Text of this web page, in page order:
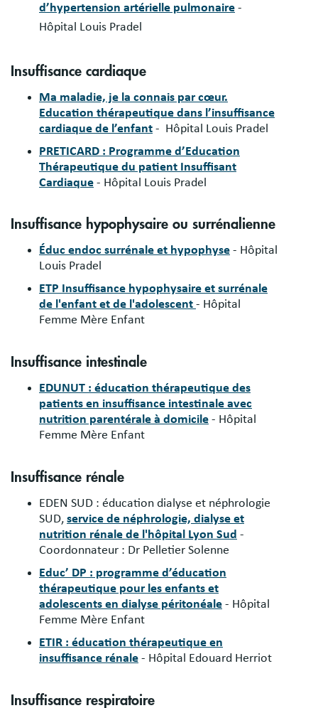
d’hypertension artérielle pulmonaire -
Hôpital Louis Pradel
Insuffisance cardiaque
Ma maladie, je la connais par cœur.
Education thérapeutique dans l’insuffisance
cardiaque de l’enfant - Hôpital Louis Pradel
PRETICARD : Programme d’Education
Thérapeutique du patient Insuffisant
Cardiaque - Hôpital Louis Pradel
Insuffisance hypophysaire ou surrénalienne
Éduc endoc surrénale et hypophyse - Hôpital
Louis Pradel
ETP Insuffisance hypophysaire et surrénale
de l'enfant et de l'adolescent - Hôpital
Femme Mère Enfant
Insuffisance intestinale
EDUNUT : éducation thérapeutique des
patients en insuffisance intestinale avec
nutrition parentérale à domicile - Hôpital
Femme Mère Enfant
Insuffisance rénale
EDEN SUD : éducation dialyse et néphrologie
SUD, service de néphrologie, dialyse et
nutrition rénale de l'hôpital Lyon Sud -
Coordonnateur : Dr Pelletier Solenne
Educ’ DP : programme d’éducation
thérapeutique pour les enfants et
adolescents en dialyse péritonéale - Hôpital
Femme Mère Enfant
ETIR : éducation thérapeutique en
insuffisance rénale - Hôpital Edouard Herriot
Insuffisance respiratoire